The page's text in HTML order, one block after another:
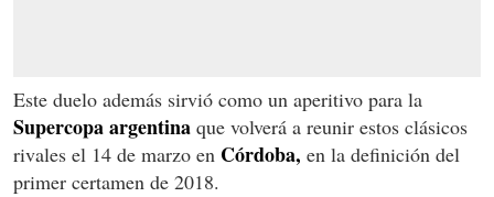
Este duelo además sirvió como un aperitivo para la
Supercopa argentina que volverá a reunir estos clásicos
rivales el 14 de marzo en Córdoba, en la definición del
primer certamen de 2018.